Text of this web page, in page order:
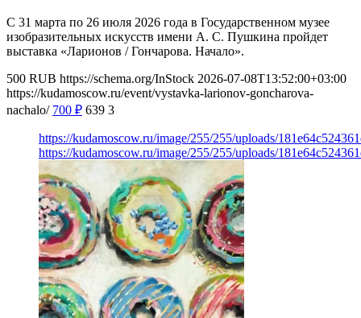
С 31 марта по 26 июля 2026 года в Государственном музее
изобразительных искусств имени А. С. Пушкина пройдет
выставка «Ларионов / Гончарова. Начало».
500 RUB https://schema.org/InStock 2026-07-08T13:52:00+03:00
https://kudamoscow.ru/event/vystavka-larionov-goncharova-
nachalo/ 700 ₽ 639 3
https://kudamoscow.ru/image/255/255/uploads/
https://kudamoscow.ru/image/255/255/uploads/